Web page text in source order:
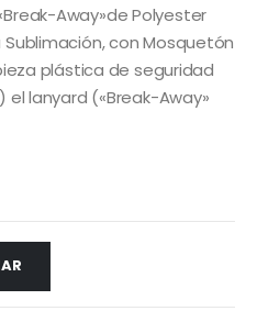
Away»de Polyester
con Mosquetón
plástica de seguridad
lanyard («Break-Away»